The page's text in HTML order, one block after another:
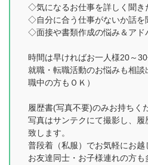
◇気になるお仕事を詳しく聞き
◇自分に合う仕事がないか話を
◇面接や書類作成の悩み＆ア
時間は早ければお一人様20～30
就職・転職活動のお悩みも相
職中の方もＯＫ）
履歴書(写真不要)のみお持ちく
写真はサンテクにて撮影し、
致します。
普段着（私服）でお気軽にお越
お友達同士・お子様連れの方